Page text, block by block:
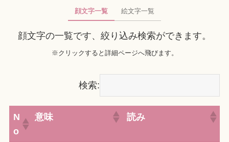
顔文字一覧 絵文字一覧
顔文字の一覧です、絞り込み検索ができます。
※クリックすると詳細ページへ飛びます。
検索:
N
o
意味 読み